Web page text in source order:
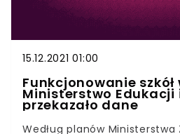
15.12.2021 01:00
Funkcjonowanie szkół
Ministerstwo Edukacji
przekazało dane
Według planów Ministerstwa